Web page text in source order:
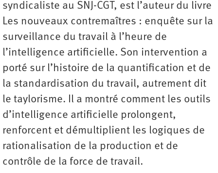
syndicaliste au SNJ-CGT, est l’auteur du livre
Les nouveaux contremaîtres : enquête sur la
surveillance du travail à l’heure de
l’intelligence artificielle. Son intervention a
porté sur l’histoire de la quantification et de
la standardisation du travail, autrement dit
le taylorisme. Il a montré comment les outils
d’intelligence artificielle prolongent,
renforcent et démultiplient les logiques de
rationalisation de la production et de
contrôle de la force de travail.